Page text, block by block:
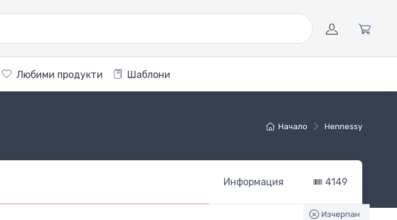
Любими продукти Шаблони
Начало Hennessy
Информация 4149
Изчерпан